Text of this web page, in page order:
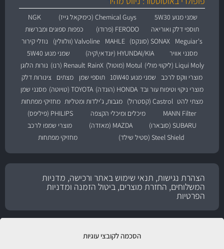
הסכמה לקובצי עוגיות
שמני מנוע 5W30 Chemical Guys (כימיקאל גייז)
NGK
תוספי דלק ואוריאה
FERODO (פרודו)
כפפות ספוגים ומברשות
Meguiar's
SONAX (סונקס) MAHLE Valvoline (וולוולין)
נוזלי קירור
מסנני אוויר
HYUNDAI/KIA (יונדאי\קיה)
שמני מנוע 5W40
Liqui Moly (ליקווי מולי)
Motul (מוטול) RainX Renault (רנו)
נורות הלוגן
מוצרי ווקס לרכב
שמני מנוע 10W40 תוספי שמן מצתים
צינורות דלק
מוצרי ניקוי וטיפוח עור ובד HONDA (הונדה) TOYOTA (טויוטה)
מסנני שמן
מצתי להט Castrol (קסטרול) מגבות, ג'ילדות ומטליות מחזיקי מפתחות
MANN Filter
מיכלים ומיכלי הקצפה
PHILIPS (פיליפס)
SUBARU (סובארו)
MAZDA (מאזדה)
מוצרי שמפו לרכב
Steel Shield (סטיל שילד)
מחזיקי מפתחות
הצהרת נגישות, תנאי שימוש באתר ורכישה, מדניות
המשלוחים, החזרת מוצרים, ביטול הזמנה ומדניות
הפרטיות